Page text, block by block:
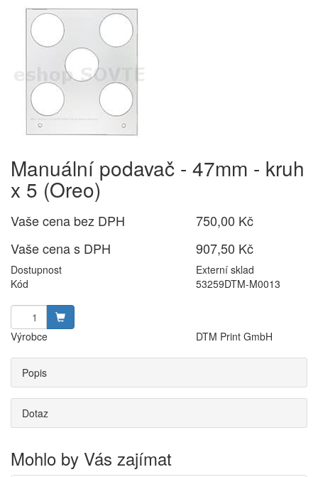
Manuální podavač - 47mm - kruh
x 5 (Oreo)
Vaše cena bez DPH
750,00 Kč
Vaše cena s DPH
907,50 Kč
Dostupnost
Externí sklad
Kód
53259DTM-M0013
Výrobce DTM Print GmbH
Popis
Dotaz
Mohlo by Vás zajímat